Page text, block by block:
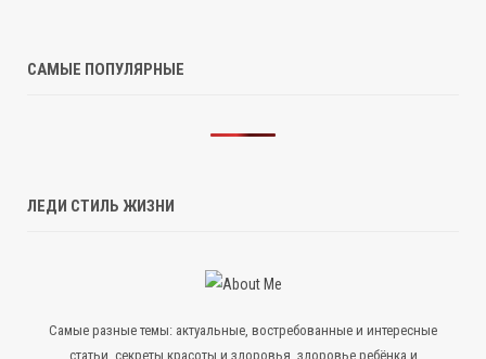
САМЫЕ ПОПУЛЯРНЫЕ
ЛЕДИ СТИЛЬ ЖИЗНИ
Самые разные темы: актуальные, востребованные и интересные
статьи, секреты красоты и здоровья, здоровье ребёнка и